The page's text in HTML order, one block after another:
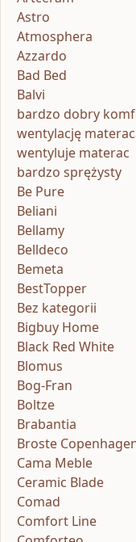
Astro
Atmosphera
Azzardo
Bad Bed
Balvi
bardzo dobry
wentylację
wentyluje materac
bardzo sprężysty
Be Pure
Beliani
Bellamy
Belldeco
Bemeta
BestTopper
Bez kategorii
Bigbuy Home
Black Red White
Blomus
Bog-Fran
Boltze
Brabantia
Broste
Cama Meble
Ceramic Blade
Comad
Comfort Line